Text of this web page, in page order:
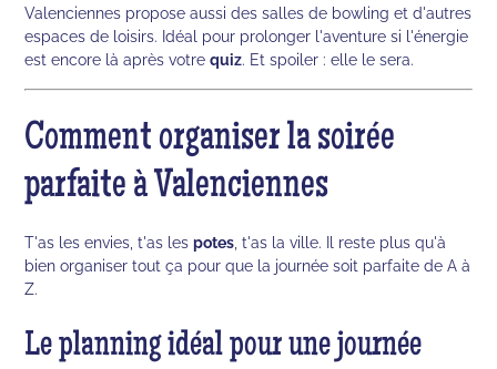
Valenciennes propose aussi des salles de bowling et d'autres
espaces de loisirs. Idéal pour prolonger l'aventure si l'énergie
est encore là après votrequiz. Et spoiler : elle le sera.
Comment organiser la soirée
parfaite à Valenciennes
T'as les envies, t'as lespotes , t'as la ville. Il reste plus qu'à
bien organiser tout ça pour que la journée soit parfaite de A à
Z.
Le planning idéal pour une journée